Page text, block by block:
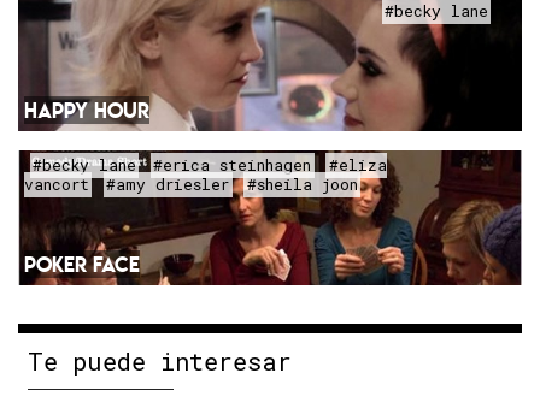
#becky lane
HAPPY HOUR
#becky lane #erica steinhagen
#eliza
vancort
#amy driesler #sheila joon
POKER FACE
Te puede interesar